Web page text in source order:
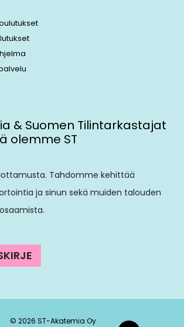
& Suomen Tilintarkastajat
olemme ST
Tahdomme kehittää
ja sinun sekä muiden talouden
© 2026 ST-Akatemia Oy